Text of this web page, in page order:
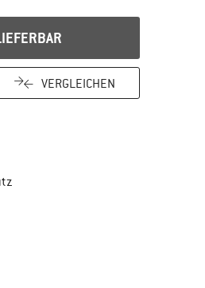
VERGLEICHEN
hier zu den Rückgabe-Richtlinien
Zahlungs-Infos hier! Öffnet sich in
Finde alle Infos hier!